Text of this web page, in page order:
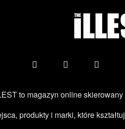
to magazyn online
produkty i marki, które